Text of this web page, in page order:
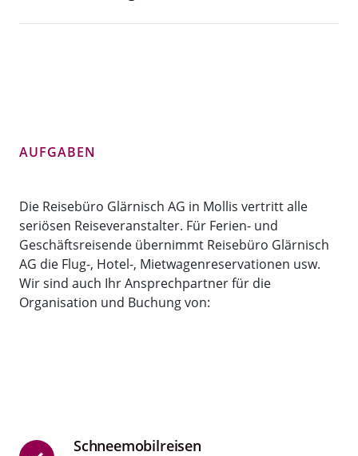
AUFGABEN
Die Reisebüro Glärnisch AG in Mollis vertritt alle
seriösen Reiseveranstalter. Für Ferien- und
Geschäftsreisende übernimmt Reisebüro Glärnisch
AG die Flug-, Hotel-, Mietwagenreservationen usw.
Wir sind auch Ihr Ansprechpartner für die
Organisation und Buchung von:
Schneemobilreisen